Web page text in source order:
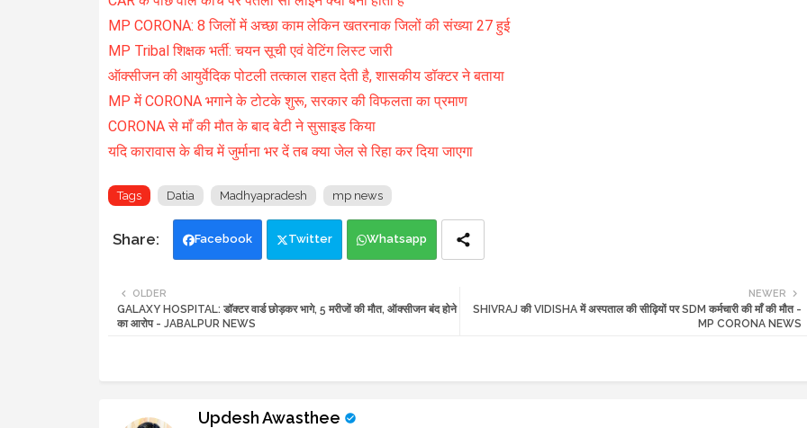
MP CORONA: 8 जिलों में अच्छा काम लेकिन खतरनाक जिलों की संख्या 27 हुई
MP Tribal शिक्षक भर्ती: चयन सूची एवं वेटिंग लिस्ट जारी
ऑक्सीजन की आयुर्वेदिक पोटली तत्काल राहत देती है, शासकीय डॉक्टर ने बताया
MP में CORONA भगाने के टोटके शुरू, सरकार की विफलता का प्रमाण
CORONA से माँ की मौत के बाद बेटी ने सुसाइड किया
यदि कारावास के बीच में जुर्माना भर दें तब क्या जेल से रिहा कर दिया जाएगा
Tags Datia Madhyapradesh mp news
Facebook Twitter Whatsapp
NEWER
SHIVRAJ की VIDISHA में अस्पताल की सीढ़ियों पर SDM कर्मचारी की माँ की मौत -
MP CORONA NEWS
OLDER
GALAXY HOSPITAL: डॉक्टर वार्ड छोड़कर भागे, 5 मरीजों की मौत, ऑक्सीजन बंद होने
का आरोप - JABALPUR NEWS
Updesh Awasthee